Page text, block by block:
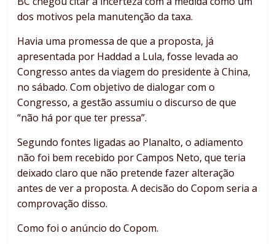
dos motivos pela manutenção da taxa.
Havia uma promessa de que a proposta, já
apresentada por Haddad a Lula, fosse levada ao
Congresso antes da viagem do presidente à China,
no sábado. Com objetivo de dialogar com o
Congresso, a gestão assumiu o discurso de que
“não há por que ter pressa”.
Segundo fontes ligadas ao Planalto, o adiamento
não foi bem recebido por Campos Neto, que teria
deixado claro que não pretende fazer alteração
antes de ver a proposta. A decisão do Copom seria a
comprovação disso.
Como foi o anúncio do Copom.